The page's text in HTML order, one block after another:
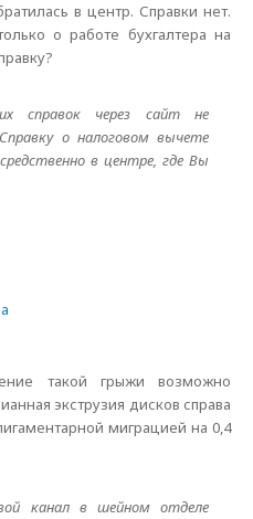
в центр. Справки нет.
о работе бухгалтера на
справок через сайт не
о налоговом вычете
в центре, где Вы
такой грыжи возможно
экструзия дисков справа
миграцией на 0,4
канал в шейном отделе